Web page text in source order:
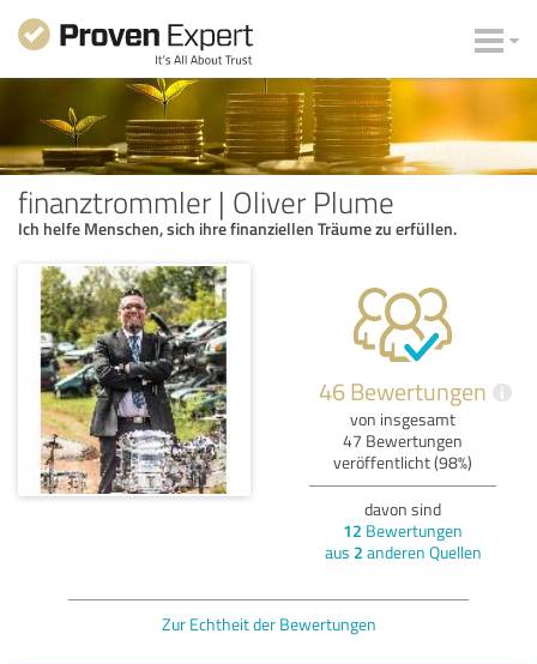
finanztrommler | Oliver Plume
Ich helfe Menschen, sich ihre finanziellen Träume zu erfüllen.
46 Bewertungen i
von insgesamt
47 Bewertungen
veröffentlicht (98%)
davon sind
12 Bewertungen
aus 2 anderen Quellen
Zur Echtheit der Bewertungen